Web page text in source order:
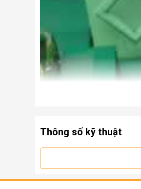
Thông số kỹ thuật